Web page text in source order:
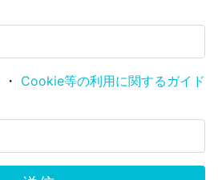
・ Cookie等の利用に関するガイド